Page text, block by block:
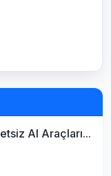
AI Araçları...